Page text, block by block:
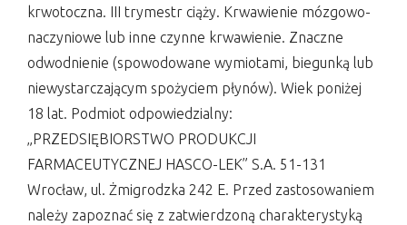
krwotoczna. III trymestr ciąży. Krwawienie mózgowo-
naczyniowe lub inne czynne krwawienie. Znaczne
odwodnienie (spowodowane wymiotami, biegunką lub
niewystarczającym spożyciem płynów). Wiek poniżej
18 lat. Podmiot odpowiedzialny:
„PRZEDSIĘBIORSTWO PRODUKCJI
FARMACEUTYCZNEJ HASCO-LEK” S.A. 51-131
Wrocław, ul. Żmigrodzka 242 E. Przed zastosowaniem
należy zapoznać się z zatwierdzoną charakterystyką